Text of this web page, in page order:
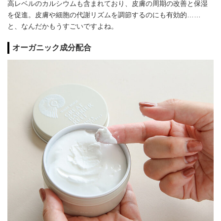
高レベルのカルシウムも含まれており、皮膚の周期の改善と保湿
を促進。皮膚や細胞の代謝リズムを調節するのにも有効的……
と、なんだかもうすごいですよね。
オーガニック成分配合